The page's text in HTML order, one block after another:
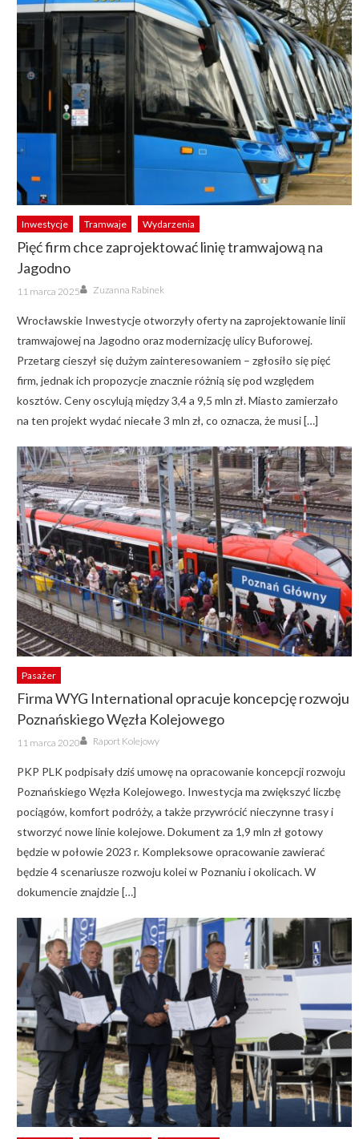
Inwestycje Tramwaje Wydarzenia
Pięć firm chce zaprojektować linię tramwajową na
Jagodno
Posted
on
11 marca 2025 Author
Zuzanna Rabinek
Wrocławskie Inwestycje otworzyły oferty na zaprojektowanie linii
tramwajowej na Jagodno oraz modernizację ulicy Buforowej.
Przetarg cieszył się dużym zainteresowaniem – zgłosiło się pięć
firm, jednak ich propozycje znacznie różnią się pod względem
kosztów. Ceny oscylują między 3,4 a 9,5 mln zł. Miasto zamierzało
na ten projekt wydać niecałe 3 mln zł, co oznacza, że musi […]
Pasażer
Firma WYG International opracuje koncepcję rozwoju
Poznańskiego Węzła Kolejowego
Posted
on
11 marca 2020 Author
Raport Kolejowy
PKP PLK podpisały dziś umowę na opracowanie koncepcji rozwoju
Poznańskiego Węzła Kolejowego. Inwestycja ma zwiększyć liczbę
pociągów, komfort podróży, a także przywrócić nieczynne trasy i
stworzyć nowe linie kolejowe. Dokument za 1,9 mln zł gotowy
będzie w połowie 2023 r. Kompleksowe opracowanie zawierać
będzie 4 scenariusze rozwoju kolei w Poznaniu i okolicach. W
dokumencie znajdzie […]